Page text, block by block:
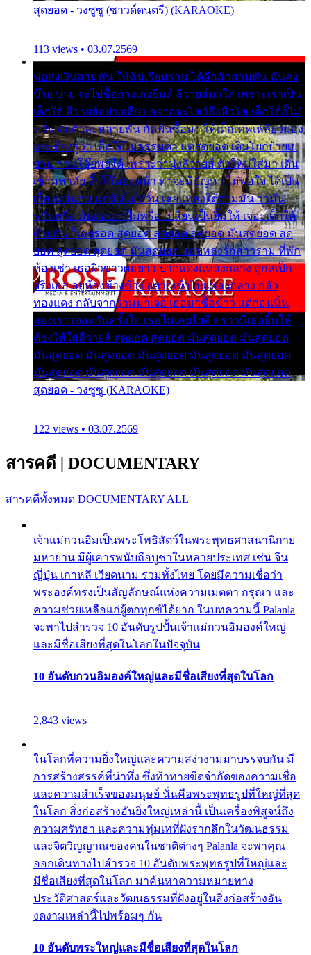
สุดยอด - วงซูซู (ซาวด์ดนตรี) (KARAOKE)
113 views • 03.07.2569
พ่อส่งเงินสามพัน ให้ฉันเรียนราม ได้อีกสักสามพัน ฉันคง
บ๊าย บาย จะไปซื้อกางเกงยีนส์ ลีวายส์มาใส่ เพราะเราเป็น
เด็กใต้ ลีวายส์อย่างเดียว อยากจะโชว์ถึงหิวโซ เด็กใต้ก็ไม่
หวั่น ตกตัวละหลายพัน กัดฟันซื้อมา ให้เด็กเทพเหลียวมอง
และต้องรู้ว่า เด็กใต้ไม่ธรรมดา แต่สุดยอด เดินโยกย้ายเย
ยวน กวนโอ๊ยพอได้ เพราะว่านุ่งลีวายส์ ตัวใหม่ใส่มา เดิน
เข้ามหาลัย จิ๊กโก๊มองหน้า ท่าจะมีปัญหา ไม่พอใจ ได้เป็น
เรื่องแน่นอน แต่ฉันไม่หวั่น เลยแหลงใต้ถามมัน ว่ามัน
พรั่นพรือ มันตอบว่าไม่พรื่อ เปลี่ยนเป็นยิ้มให้ เจอะเด็กใต้
ด้วยกัน ก็เลยรอด สุดยอด สุดยอด สุดยอด มันสุดยอด สุด
ยอด สุดยอด สุดยอด มันสุดยอด แอบหลงรักสาวราม ที่พัก
ห้องเช่า เธอผิวขาวผมยาว ปากแดงแหลงกลาง ถูกสเป็ก
จริงเธอ อยู่ห้องข้างข้าง อยากเข้าไปแหลงกลาง กลัว
ทองแดง กลับจากรามมาเจอ เธอมาซื้อข้าว แต่ก่อนนั้น
สองเรา เจอะกันครั้งใด เธอไม่เคยไยดี คราวนี้เธอยิ้มให้
ต้องให้ใส่ลีวายส์ สุดยอด สุดยอด มันสุดยอด มันสุดยอด
มันสุดยอด มันสุดยอด มันสุดยอด มันสุดยอด มันสุดยอด
มันสุดยอด มันสุดยอด มันสุดยอด มันสุดยอด มันสุดยอด
สุดยอด - วงซูซู (KARAOKE)
122 views • 03.07.2569
สารคดี | DOCUMENTARY
สารคดีทั้งหมด DOCUMENTARY ALL
เจ้าแม่กวนอิมเป็นพระโพธิสัตว์ในพระพุทธศาสนานิกาย
มหายาน มีผู้เคารพนับถือบูชาในหลายประเทศ เช่น จีน
ญี่ปุ่น เกาหลี เวียดนาม รวมทั้งไทย โดยมีความเชื่อว่า
พระองค์ทรงเป็นสัญลักษณ์แห่งความเมตตา กรุณา และ
ความช่วยเหลือแก่ผู้ตกทุกข์ได้ยาก ในบทความนี้ Palanla
จะพาไปสำรวจ 10 อันดับรูปปั้นเจ้าแม่กวนอิมองค์ใหญ่
และมีชื่อเสียงที่สุดในโลกในปัจจุบัน
10 อันดับกวนอิมองค์ใหญ่และมีชื่อเสียงที่สุดในโลก
2,843 views
ในโลกที่ความยิ่งใหญ่และความสง่างามมาบรรจบกัน มี
การสร้างสรรค์ที่น่าทึ่ง ซึ่งท้าทายขีดจำกัดของความเชื่อ
และความสำเร็จของมนุษย์ นั่นคือพระพุทธรูปที่ใหญ่ที่สุด
ในโลก สิ่งก่อสร้างอันยิ่งใหญ่เหล่านี้ เป็นเครื่องพิสูจน์ถึง
ความศรัทธา และความทุ่มเทที่ฝังรากลึกในวัฒนธรรม
และจิตวิญญาณของคนในชาติต่างๆ Palanla จะพาคุณ
ออกเดินทางไปสำรวจ 10 อันดับพระพุทธรูปที่ใหญ่และ
มีชื่อเสียงที่สุดในโลก มาค้นหาความหมายทาง
ประวัติศาสตร์และวัฒนธรรมที่ฝังอยู่ในสิ่งก่อสร้างอัน
งดงามเหล่านี้ไปพร้อมๆ กัน
10 อันดับพระใหญ่และมีชื่อเสียงที่สุดในโลก